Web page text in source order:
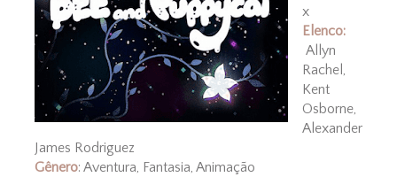
x
Elenco:
Allyn
Rachel,
Kent
Osborne,
Alexander
James Rodriguez
Gênero: Aventura, Fantasia, Animação